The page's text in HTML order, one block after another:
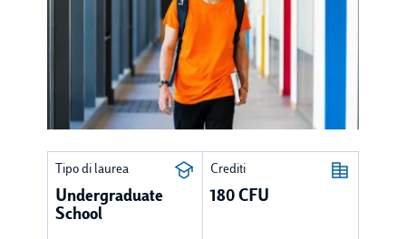
Tipo di laurea
Undergraduate
School
Crediti
180 CFU